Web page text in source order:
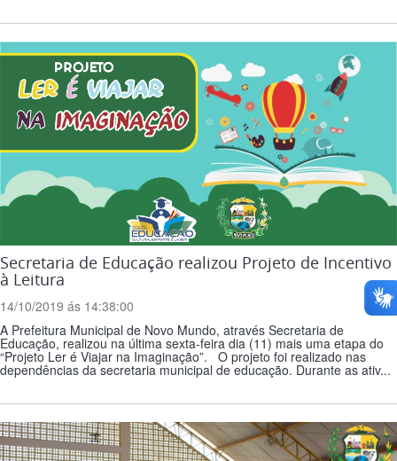
Secretaria de Educação realizou Projeto de Incentivo
à Leitura
14/10/2019 ás 14:38:00
A Prefeitura Municipal de Novo Mundo, através Secretaria de
Educação, realizou na última sexta-feira dia (11) mais uma etapa do
“Projeto Ler é Viajar na Imaginação”. O projeto foi realizado nas
dependências da secretaria municipal de educação. Durante as ativ...